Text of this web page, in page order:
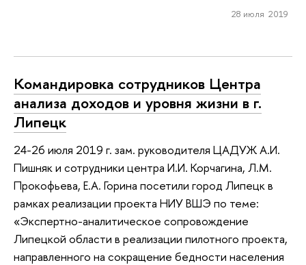
28 июля 2019
Командировка сотрудников Центра
анализа доходов и уровня жизни в г.
Липецк
24-26 июля 2019 г. зам. руководителя ЦАДУЖ А.И.
Пишняк и сотрудники центра И.И. Корчагина, Л.М.
Прокофьева, Е.А. Горина посетили город Липецк в
рамках реализации проекта НИУ ВШЭ по теме:
«Экспертно-аналитическое сопровождение
Липецкой области в реализации пилотного проекта,
направленного на сокращение бедности населения